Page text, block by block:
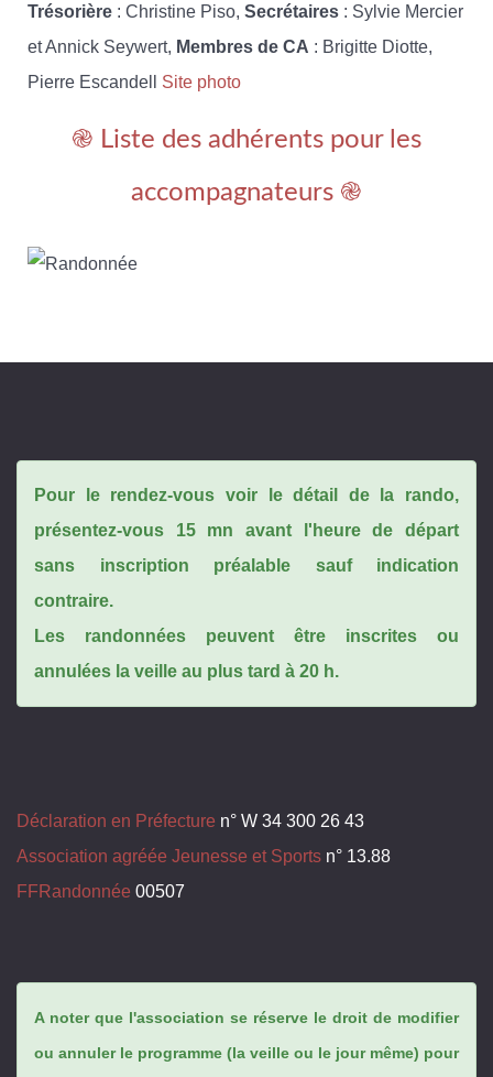
Trésorière : Christine Piso, Secrétaires : Sylvie Mercier
et Annick Seywert, Membres de CA : Brigitte Diotte,
Pierre Escandell Site photo
֎ Liste des adhérents pour les
accompagnateurs ֎
Pour le rendez-vous voir le détail de la rando,
présentez-vous 15 mn avant l'heure de départ
sans inscription préalable sauf indication
contraire.
Les randonnées peuvent être inscrites ou
annulées la veille au plus tard à 20 h.
Déclaration en Préfecture n° W 34 300 26 43
Association agréée Jeunesse et Sports n° 13.88
FFRandonnée 00507
A noter que l'association se réserve le droit de modifier
ou annuler le programme (la veille ou le jour même) pour